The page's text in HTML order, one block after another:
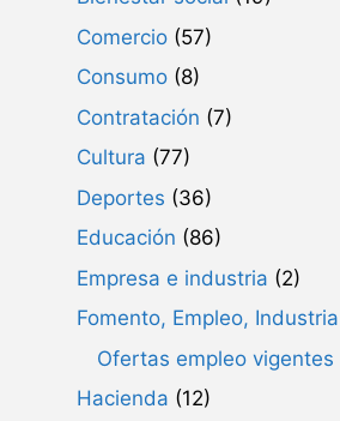
Comercio (57)
Consumo (8)
Contratación (7)
Cultura (77)
Deportes (36)
Educación (86)
Empresa e industria (2)
Fomento, Empleo, Industria
Ofertas empleo vigentes
Hacienda (12)